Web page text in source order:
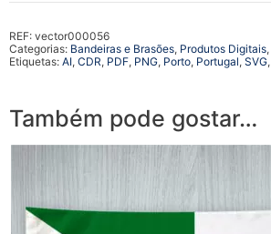
REF: vector000056
Categorias: Bandeiras e Brasões, Produtos Digitais,
Etiquetas: AI, CDR, PDF, PNG, Porto, Portugal, SVG,
Também pode gostar…